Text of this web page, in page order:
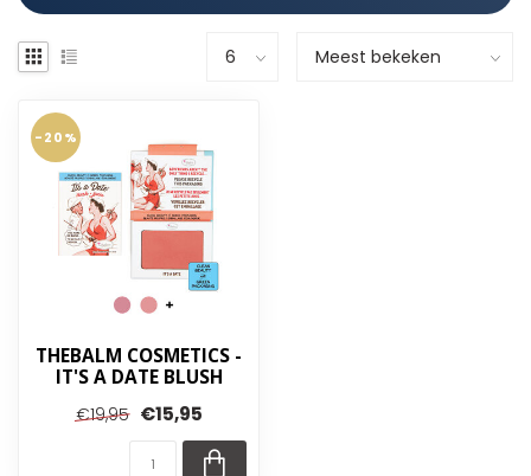
-20%
THEBALM COSMETICS -
IT'S A DATE BLUSH
€19,95 €15,95